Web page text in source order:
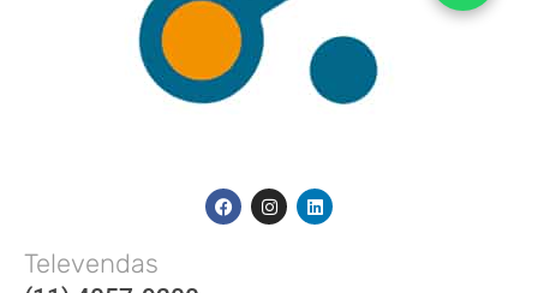
Televendas